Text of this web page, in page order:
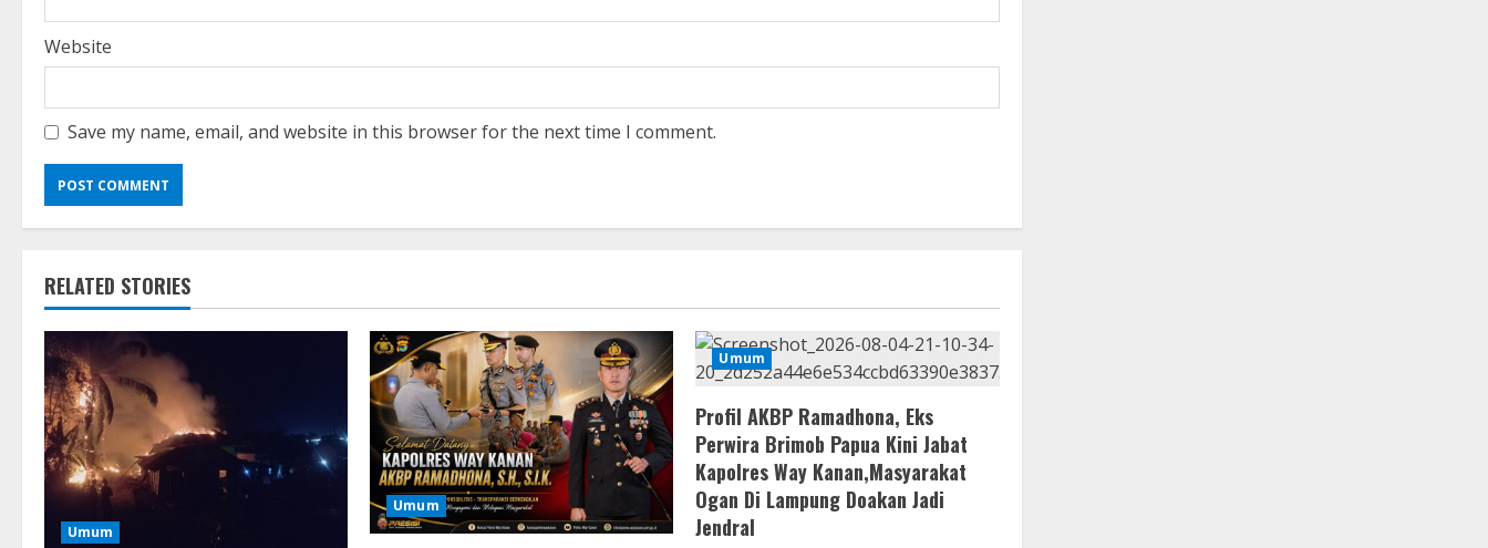
Website
Save my name, email, and website in this browser for the next time I comment.
RELATED STORIES
Umum
Umum
Umum
Profil AKBP Ramadhona, Eks
Perwira Brimob Papua Kini Jabat
Kapolres Way Kanan,Masyarakat
Ogan Di Lampung Doakan Jadi
Jendral